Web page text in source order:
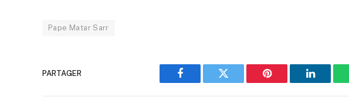
Pape Matar Sarr
PARTAGER
Facebook Twitter Pinterest LinkedIn